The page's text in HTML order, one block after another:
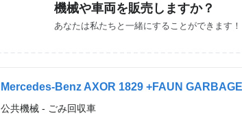
機械や車両を販売しますか？
あなたは私たちと一緒にすることができます！
公共機械 - ごみ回収車